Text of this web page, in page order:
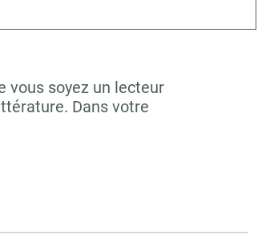
vous soyez un lecteur
Dans votre